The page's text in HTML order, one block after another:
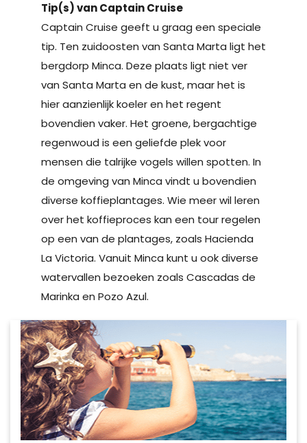
Tip(s) van Captain Cruise
Captain Cruise geeft u graag een speciale
tip. Ten zuidoosten van Santa Marta ligt het
bergdorp Minca. Deze plaats ligt niet ver
van Santa Marta en de kust, maar het is
hier aanzienlijk koeler en het regent
bovendien vaker. Het groene, bergachtige
regenwoud is een geliefde plek voor
mensen die talrijke vogels willen spotten. In
de omgeving van Minca vindt u bovendien
diverse koffieplantages. Wie meer wil leren
over het koffieproces kan een tour regelen
op een van de plantages, zoals Hacienda
La Victoria. Vanuit Minca kunt u ook diverse
watervallen bezoeken zoals Cascadas de
Marinka en Pozo Azul.